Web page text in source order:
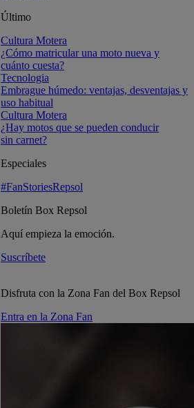
Último
Cultura Motera
¿Cómo matricular una moto nueva y
cuánto cuesta?
Tecnologia
Embrague húmedo: ventajas, desventajas y
uso habitual
Cultura Motera
¿Hay motos que se pueden conducir
sin carnet?
Especiales
#FanStoriesRepsol
Boletín Box Repsol
Aquí empieza la emoción.
Suscríbete
Disfruta con la Zona Fan del Box Repsol
Entra en la Zona Fan